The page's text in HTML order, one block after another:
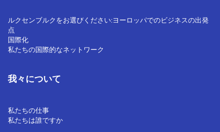
ルクセンブルクをお選びください:ヨーロッパでのビジネスの出発
点
国際化
私たちの国際的なネットワーク
我々について
私たちの仕事
私たちは誰ですか